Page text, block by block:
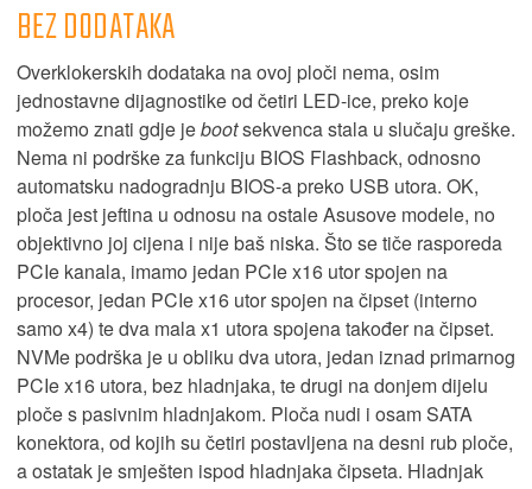
BEZ DODATAKA
Overklokerskih dodataka na ovoj ploči nema, osim
jednostavne dijagnostike od četiri LED-ice, preko koje
možemo znati gdje jebootsekvenca stala u slučaju greške.
Nema ni podrške za funkciju BIOS Flashback, odnosno
automatsku nadogradnju BIOS-a preko USB utora. OK,
ploča jest jeftina u odnosu na ostale Asusove modele, no
objektivno joj cijena i nije baš niska. Što se tiče rasporeda
PCIe kanala, imamo jedan PCIe x16 utor spojen na
procesor, jedan PCIe x16 utor spojen na čipset (interno
samo x4) te dva mala x1 utora spojena također na čipset.
NVMe podrška je u obliku dva utora, jedan iznad primarnog
PCIe x16 utora, bez hladnjaka, te drugi na donjem dijelu
ploče s pasivnim hladnjakom. Ploča nudi i osam SATA
konektora, od kojih su četiri postavljena na desni rub ploče,
a ostatak je smješten ispod hladnjaka čipseta. Hladnjak